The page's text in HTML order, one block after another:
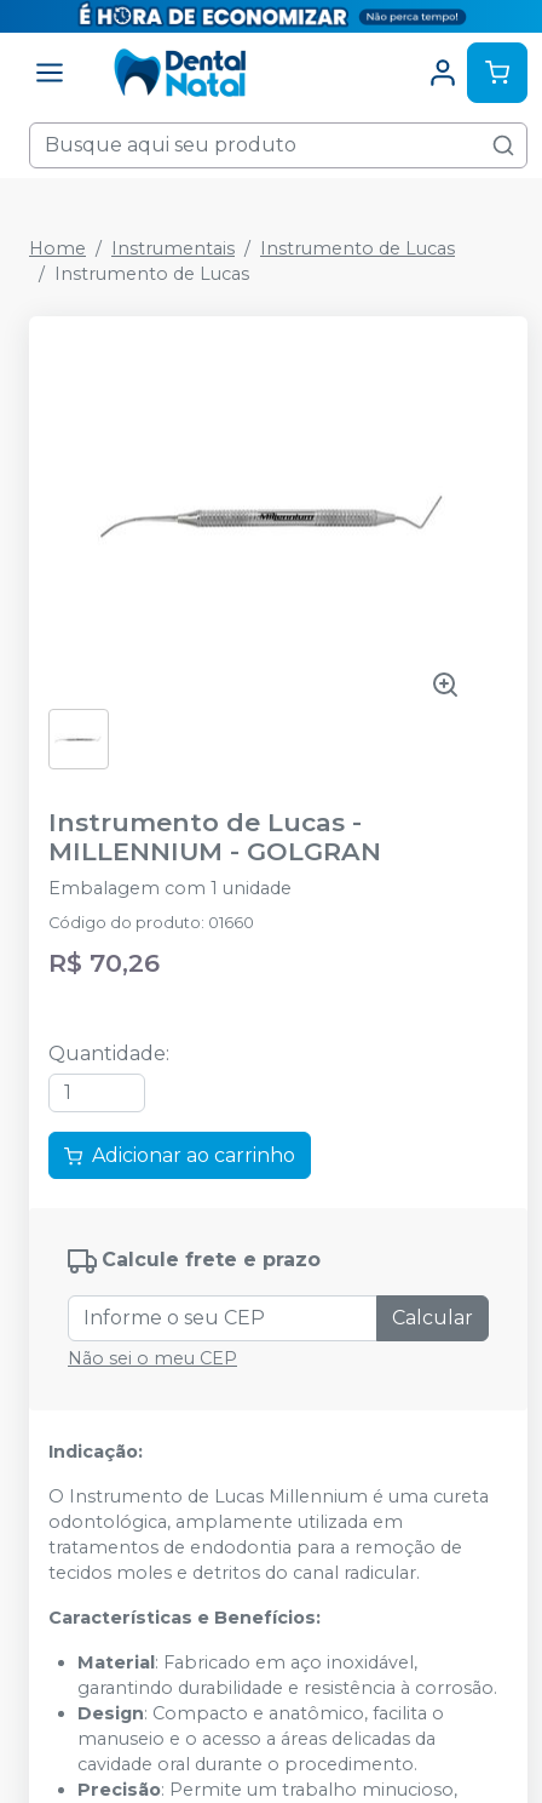
Home Instrumentais
Instrumento de Lucas
Instrumento de Lucas
Instrumento de Lucas -
MILLENNIUM - GOLGRAN
Embalagem com 1 unidade
Código do produto: 01660
R$ 70,26
Quantidade:
Adicionar ao carrinho
Calcule frete e prazo
Calcular
Não sei o meu CEP
Indicação:
O Instrumento de Lucas Millennium é uma cureta
odontológica, amplamente utilizada em
tratamentos de endodontia para a remoção de
tecidos moles e detritos do canal radicular.
Características e Benefícios:
Material: Fabricado em aço inoxidável,
garantindo durabilidade e resistência à corrosão.
Design: Compacto e anatômico, facilita o
manuseio e o acesso a áreas delicadas da
cavidade oral durante o procedimento.
Precisão: Permite um trabalho minucioso,